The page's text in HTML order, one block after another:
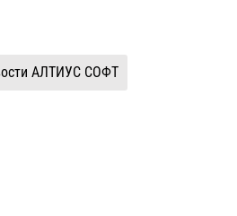
АЛТИУС СОФТ